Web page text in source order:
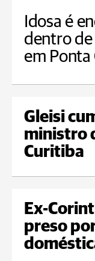
Idosa é
dentro de
em Ponta
Gleisi
ministro
Curitiba
Ex-
preso